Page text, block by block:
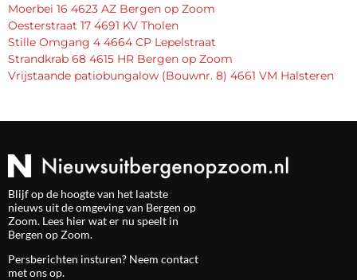
Moerbei 16 4623 AZ Bergen op Zoom
Oesterstraat 17 4691 KV Tholen
Stille Omgang 4 4664 CP Lepelstraat
Strandkrab 68 4615 HR Bergen op Zoom
Vrijstaande patiobungalow (Bouwnr. 8) 4661 VM Halsteren
Blijf op de hoogte van het laatste
nieuws uit de omgeving van Bergen op
Zoom. Lees hier wat er nu speelt in
Bergen op Zoom.
Persberichten insturen? Neem contact
met ons op.